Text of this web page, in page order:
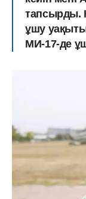
тапсырды.
ұшу
МИ-17-де